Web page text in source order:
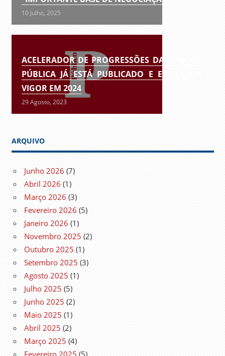
10 Julho, 2025
ACELERADOR DE PROGRESSÕES DA FUNÇÃO
PÚBLICA JÁ ESTÁ PUBLICADO E ENTRA EM
VIGOR EM 2024
29 Agosto, 2023
ARQUIVO
Junho 2026 (7)
Abril 2026 (1)
Março 2026 (3)
Fevereiro 2026 (5)
Janeiro 2026 (1)
Novembro 2025 (2)
Outubro 2025 (1)
Setembro 2025 (3)
Agosto 2025 (1)
Julho 2025 (5)
Junho 2025 (2)
Maio 2025 (1)
Abril 2025 (2)
Março 2025 (4)
Fevereiro 2025 (5)